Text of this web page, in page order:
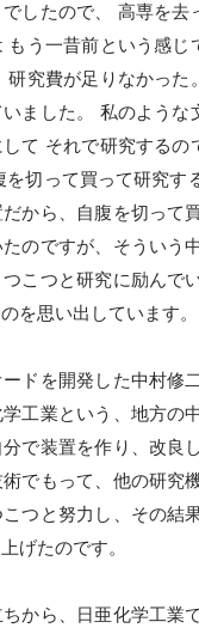
したので、 高専を
もう一昔前という感
研究費が足りなかっ
ました。 私のよう
て それで研究する
切って買って研究
から、自腹を切って
のですが、そういう
こつと研究に励んで
を思い出しています。
ドを開発した中村修
工業という、地方の
で装置を作り、改良
でもって、他の研究
つと努力し、その結
げたのです。
から、日亜化学工業